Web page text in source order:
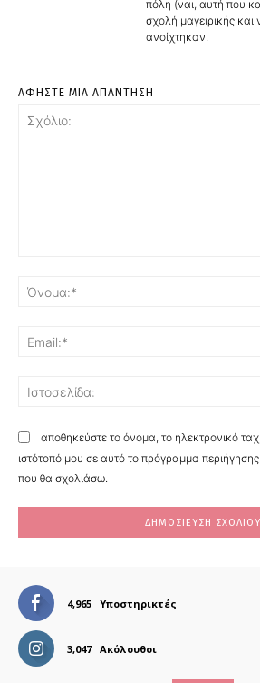
πόλη (ναι, αυτή που
σχολή μαγειρικής και
ανοίχτηκαν.
ΑΦΗΣΤΕ ΜΙΑ ΑΠΑΝΤΗΣΗ
αποθηκεύστε το όνομα, το ηλεκτρονικό
ιστότοπό μου σε αυτό το πρόγραμμα
που θα σχολιάσω.
4,965 Υποστηρικτές
3,047 Ακόλουθοι